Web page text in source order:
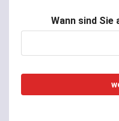
Wann sind Sie